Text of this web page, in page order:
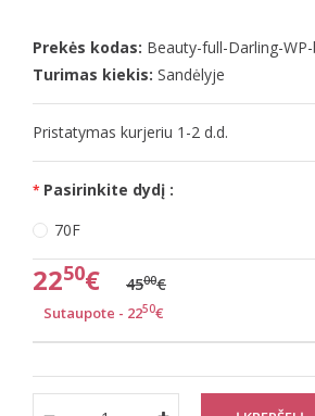
Prekės kodas: Beauty-full-Darling-
Turimas kiekis: Sandėlyje
Pristatymas kurjeriu 1-2 d.d.
Pasirinkite dydį :
70F
2250€ 4500€
Sutaupote - 2250€